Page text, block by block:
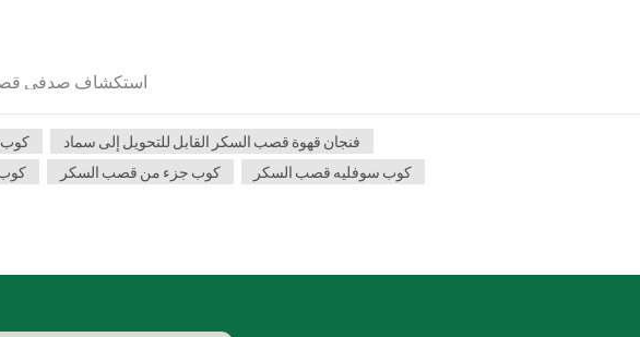
استكشاف صدفي
كوب
فنجان قهوة قصب السكر القابل للتحويل إلى سماد
كوب جزء من قصب السكر
كوب سوفليه قصب السكر